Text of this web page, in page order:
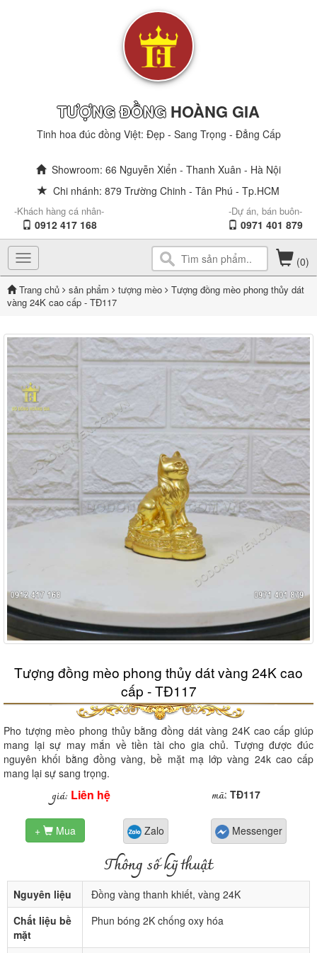
TƯỢNG ĐỒNG HOÀNG GIA
Tinh hoa đúc đồng Việt: Đẹp - Sang Trọng - Đẳng Cấp
Showroom: 66 Nguyễn Xiển - Thanh Xuân - Hà Nội
Chi nhánh: 879 Trường Chinh - Tân Phú - Tp.HCM
-Khách hàng cá nhân-
0912 417 168
-Dự án, bán buôn-
0971 401 879
Toggle
navigation
(0)
Trang chủ sản phẩm tượng mèo
Tượng đồng mèo phong thủy dát
vàng 24K cao cấp - TĐ117
Tượng đồng mèo phong thủy dát vàng 24K cao
cấp - TĐ117
Pho tượng mèo phong thủy bằng đồng dát vàng 24K cao cấp giúp
mang lại sự may mắn về tiền tài cho gia chủ. Tượng được đúc
nguyên khối bằng đồng vàng, bề mặt mạ lớp vàng 24k cao cấp
mang lại sự sang trọng.
giá: Liên hệ mã: TĐ117
+ Mua Zalo Messenger
Thông số kỹ thuật
Nguyên liệu
Đồng vàng thanh khiết, vàng 24K
Chất liệu bề
mặt
Phun bóng 2K chống oxy hóa